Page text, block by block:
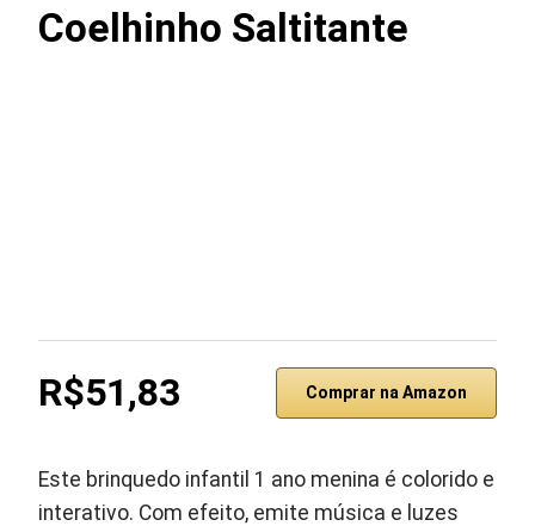
Coelhinho Saltitante
R$51,83 Comprar na Amazon
Este brinquedo infantil 1 ano menina é colorido e
interativo. Com efeito, emite música e luzes